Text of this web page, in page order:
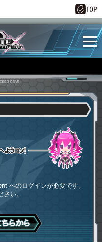
へのログインが必要です。
い。